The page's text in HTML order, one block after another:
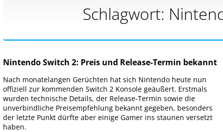
Schlagwort:
Nintendo Switch 2: Preis und Release-Termin bekannt
Nach monatelangen Gerüchten hat sich Nintendo heute nun
offiziell zur kommenden Switch 2 Konsole geäußert. Erstmals
wurden technische Details, der Release-Termin sowie die
unverbindliche Preisempfehlung bekannt gegeben, besonders
der letzte Punkt dürfte aber einige Gamer ins staunen versetzt
haben.